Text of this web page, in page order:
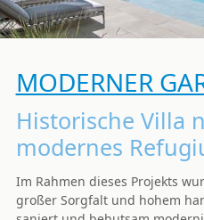
MODERNER
Historische Villa
modernes
Im Rahmen dieses Projekts
großer Sorgfalt und hohem